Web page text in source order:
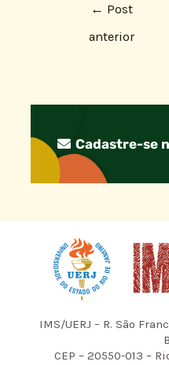
← Post
anterior
Cadastre-se
IMS/UERJ – R. São
CEP – 20550-013 –